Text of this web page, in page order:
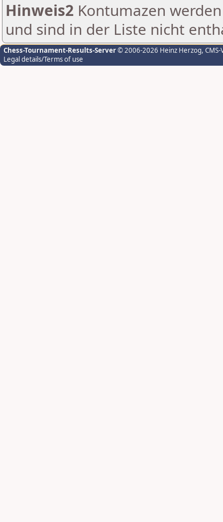
Hinweis2 Kontumazen
und sind in der Liste nicht
Chess-Tournament-Results-Server© 2006-2026 Heinz Herzog,
Legal details/Terms of use